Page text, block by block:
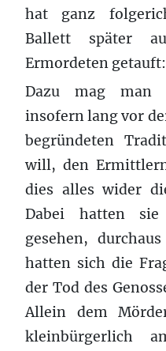
hat ganz
Ballett später
Ermordeten
Dazu mag man
insofern lang vor
begründeten
will, den
dies alles wider
Dabei hatten
gesehen,
hatten sich die
der Tod des
Allein dem
kleinbürgerlich